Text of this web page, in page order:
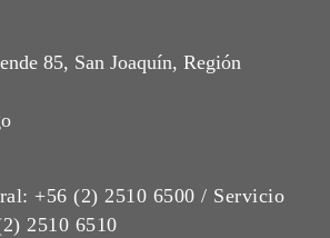
85, San Joaquín, Región
+56 (2) 2510 6500 / Servicio
2510 6510